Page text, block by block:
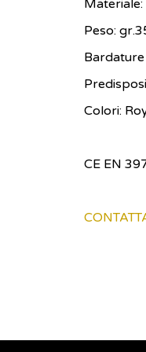
Peso:
Colori:
CE EN